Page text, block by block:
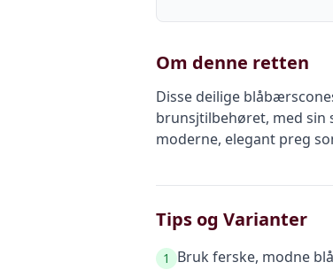
Om denne retten
Disse deilige
brunsjtilbehøret, med sin
moderne, elegant preg
Tips og Varianter
1 Bruk ferske, modne